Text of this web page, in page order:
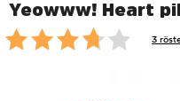
Yeowww! Heart
3
foo